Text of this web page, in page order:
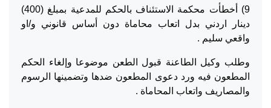
9) أخطأت محكمة الاستئناف بالحكم للمدعية بمبلغ (400)
دينار اردني بدل اتعاب محاماة دون أساس قانوني و/او
واقعي سليم .
وطلب وكيل الطاعنة قبول الطعن موضوعا وإلغاء الحكم
المطعون فيه ورد دعوى المطعون ضدها وتضمينها الرسوم
والمصاريف واتعاب المحاماة .